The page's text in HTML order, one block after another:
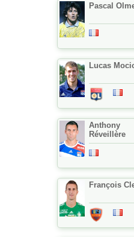
Pascal
Lucas
Anthony
Réveillère
François